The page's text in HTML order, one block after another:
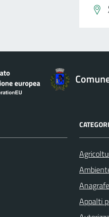
Appalti